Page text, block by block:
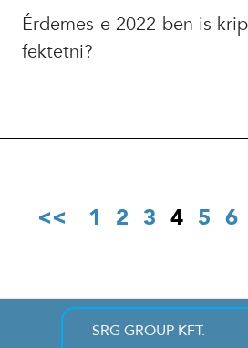
Érdemes-e 2022-ben is
fektetni?
1 2 3 4 5 6
SRG GROUP KFT.